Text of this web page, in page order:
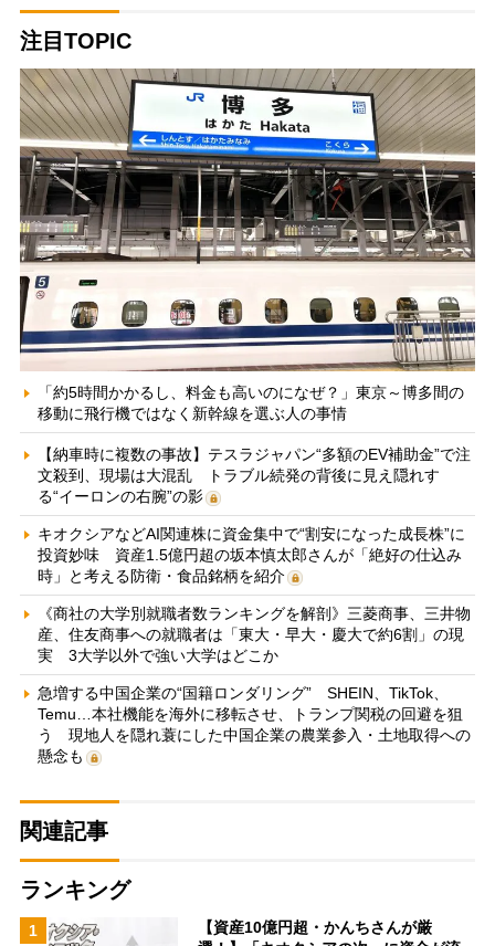
注目TOPIC
「約5時間かかるし、料金も高いのになぜ？」東京～博多間の
移動に飛行機ではなく新幹線を選ぶ人の事情
【納車時に複数の事故】テスラジャパン“多額のEV補助金”で注
文殺到、現場は大混乱 トラブル続発の背後に見え隠れす
る“イーロンの右腕”の影
キオクシアなどAI関連株に資金集中で“割安になった成長株”に
投資妙味 資産1.5億円超の坂本慎太郎さんが「絶好の仕込み
時」と考える防衛・食品銘柄を紹介
《商社の大学別就職者数ランキングを解剖》三菱商事、三井物
産、住友商事への就職者は「東大・早大・慶大で約6割」の現
実 3大学以外で強い大学はどこか
急増する中国企業の“国籍ロンダリング” SHEIN、TikTok、
Temu…本社機能を海外に移転させ、トランプ関税の回避を狙
う 現地人を隠れ蓑にした中国企業の農業参入・土地取得への
懸念も
関連記事
ランキング
1
【資産10億円超・かんちさんが厳